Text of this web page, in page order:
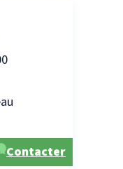
Contacter